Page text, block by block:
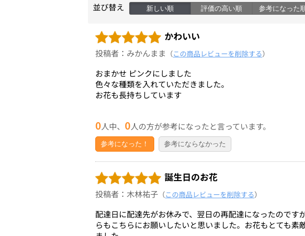
並び替え 新しい順 評価の高い順 参考になった
かわいい
投稿者：みかんまま （この商品レビューを削除する）
おまかせ ピンクにしました
色々な種類を入れていただきました。
お花も長持ちしています
0人中、 0人の方が参考になったと言っています。
参考になった！ 参考にならなかった
誕生日のお花
投稿者：木林祐子 （この商品レビューを削除する）
配達日に配達先がお休みで、翌日の再配達になったので
らもこちらにお願いしたいと思いました。お花もとても